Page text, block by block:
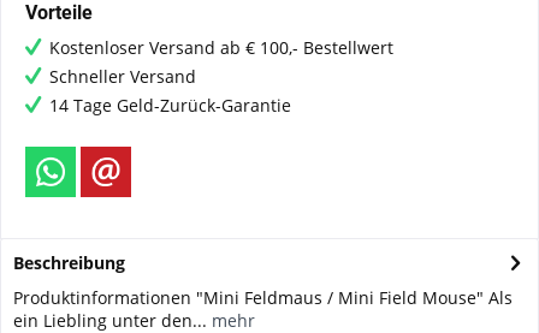
Vorteile
Kostenloser Versand ab € 100,- Bestellwert
Schneller Versand
14 Tage Geld-Zurück-Garantie
Beschreibung
Produktinformationen "Mini Feldmaus / Mini Field Mouse" Als
ein Liebling unter den... mehr